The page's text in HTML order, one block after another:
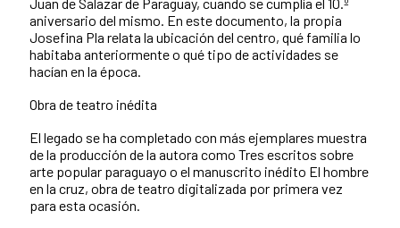
aniversario del mismo. En este documento, la propia
Josefina Pla relata la ubicación del centro, qué familia lo
habitaba anteriormente o qué tipo de actividades se
hacían en la época.
Obra de teatro inédita
El legado se ha completado con más ejemplares muestra
de la producción de la autora como Tres escritos sobre
arte popular paraguayo o el manuscrito inédito El hombre
en la cruz, obra de teatro digitalizada por primera vez
para esta ocasión.